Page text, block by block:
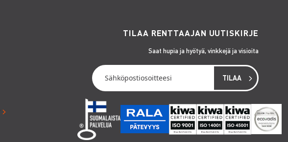
TILAA RENTTAAJAN UUTISKIRJE
Saat hupia ja hyötyä, vinkkejä ja visioita